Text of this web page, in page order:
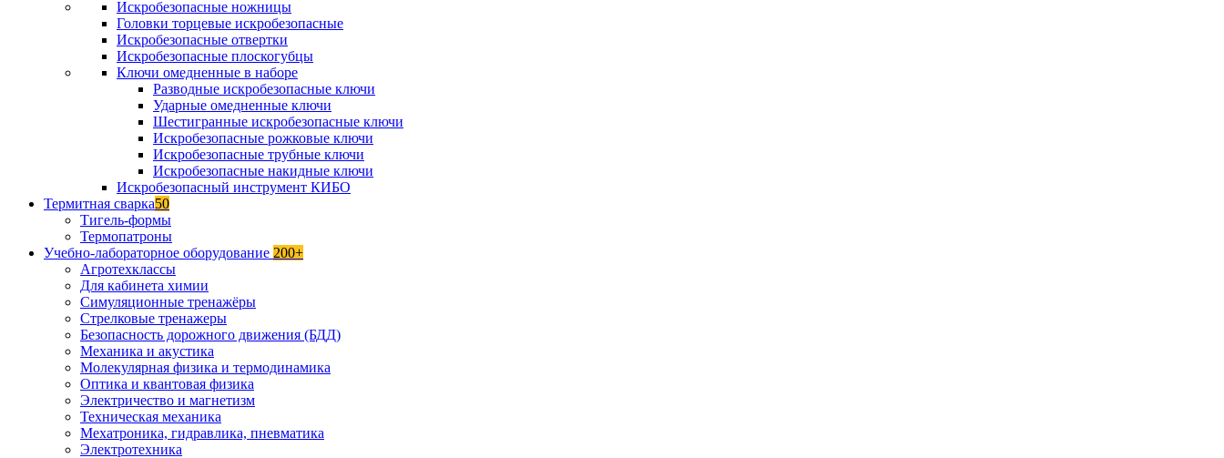
Искробезопасные ножницы
Головки торцевые искробезопасные
Искробезопасные отвертки
Искробезопасные плоскогубцы
Ключи омедненные в наборе
Разводные искробезопасные ключи
Ударные омедненные ключи
Шестигранные искробезопасные ключи
Искробезопасные рожковые ключи
Искробезопасные трубные ключи
Искробезопасные накидные ключи
Искробезопасный инструмент КИБО
Термитная сварка50
Тигель-формы
Термопатроны
Учебно-лабораторное оборудование 200+
Агротехклассы
Для кабинета химии
Симуляционные тренажёры
Стрелковые тренажеры
Безопасность дорожного движения (БДД)
Механика и акустика
Молекулярная физика и термодинамика
Оптика и квантовая физика
Электричество и магнетизм
Техническая механика
Мехатроника, гидравлика, пневматика
Электротехника